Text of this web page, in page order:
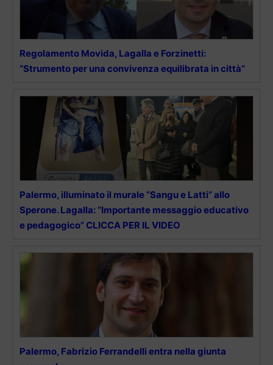
Regolamento Movida, Lagalla e Forzinetti:
“Strumento per una convivenza equilibrata in città”
Palermo, illuminato il murale “Sangu e Latti” allo
Sperone. Lagalla: “Importante messaggio educativo
e pedagogico” CLICCA PER IL VIDEO
Palermo, Fabrizio Ferrandelli entra nella giunta